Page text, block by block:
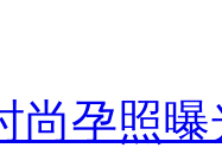
尚孕照